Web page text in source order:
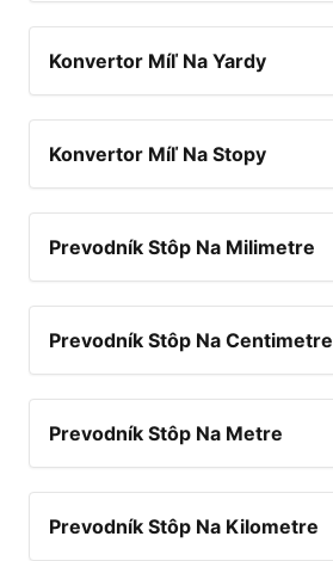
Konvertor Míľ Na Yardy
Konvertor Míľ Na Stopy
Prevodník Stôp Na Milimetre
Prevodník Stôp Na Centimetre
Prevodník Stôp Na Metre
Prevodník Stôp Na Kilometre